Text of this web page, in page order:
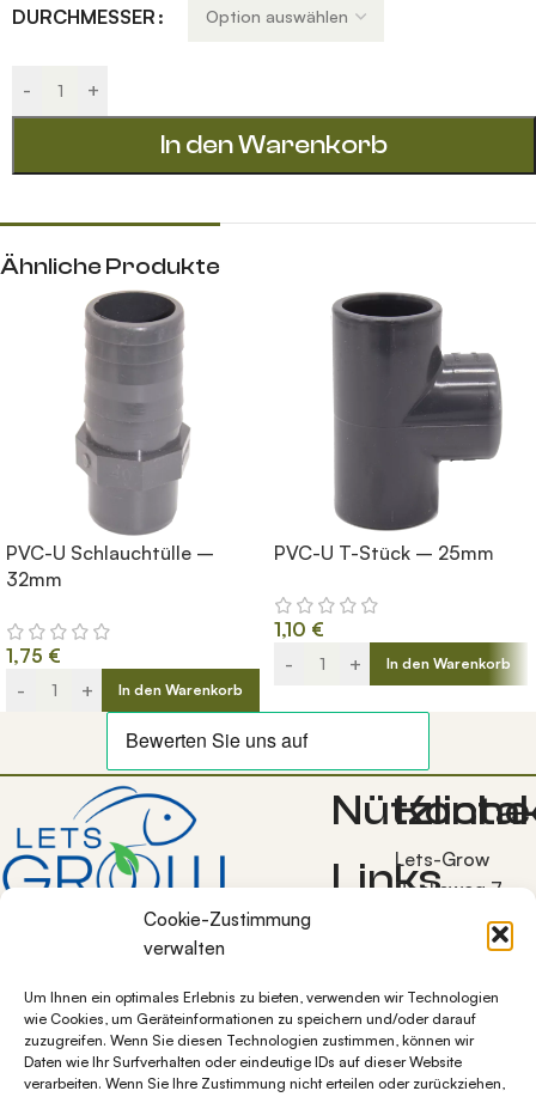
Cookie-Zustimmung
verwalten
Um Ihnen ein optimales Erlebnis zu bieten, verwenden wir Technologien
wie Cookies, um Geräteinformationen zu speichern und/oder darauf
zuzugreifen. Wenn Sie diesen Technologien zustimmen, können wir
Daten wie Ihr Surfverhalten oder eindeutige IDs auf dieser Website
verarbeiten. Wenn Sie Ihre Zustimmung nicht erteilen oder zurückziehen,
DURCHMESSER
- +
In den Warenkorb
Alternative:
Ähnliche Produkte
PVC-U Schlauchtülle –
32mm
1,75 €
-
+ In den Warenkorb
PVC-U T-Stück – 25mm
1,10 €
-
+ In den Warenkorb
Nützliche
Links
Blog
Datenschutz
Impressum
Über
Lets-Grow
Bocksweg 7
Burgdorf OT
+49 5347
1284997
info@lets-